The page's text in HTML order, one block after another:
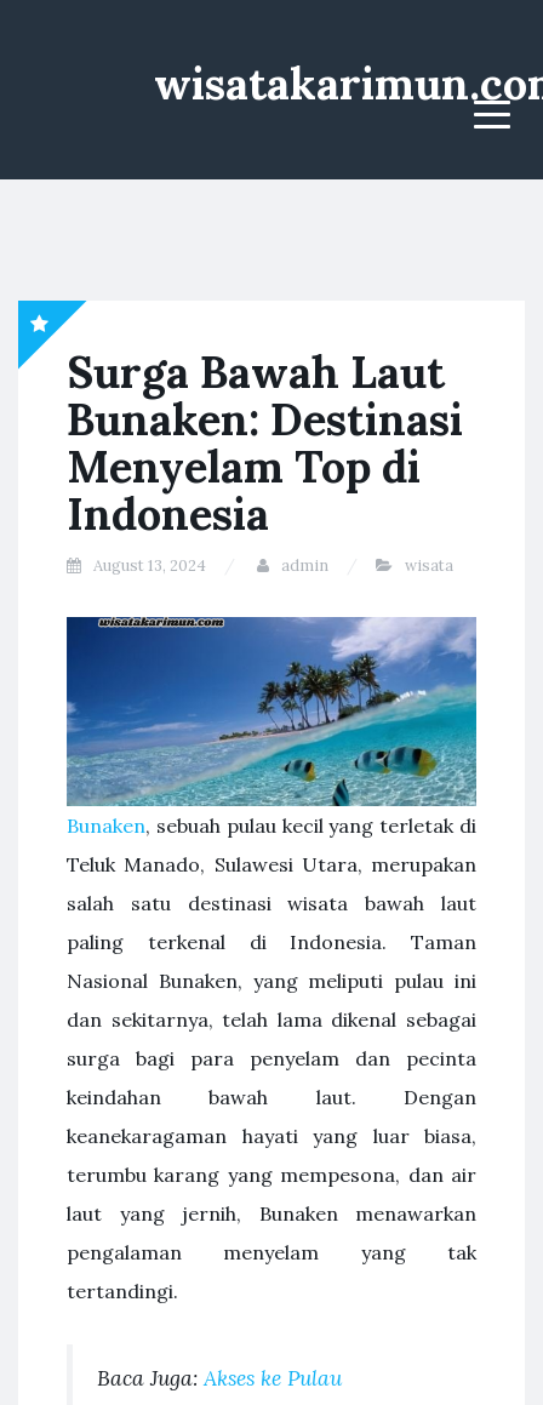
Menu
Surga Bawah Laut
Bunaken: Destinasi
Menyelam Top di
Indonesia
August 13, 2024 admin wisata
Bunaken, sebuah pulau kecil yang terletak di
Teluk Manado, Sulawesi Utara, merupakan
salah satu destinasi wisata bawah laut
paling terkenal di Indonesia. Taman
Nasional Bunaken, yang meliputi pulau ini
dan sekitarnya, telah lama dikenal sebagai
surga bagi para penyelam dan pecinta
keindahan bawah laut. Dengan
keanekaragaman hayati yang luar biasa,
terumbu karang yang mempesona, dan air
laut yang jernih, Bunaken menawarkan
pengalaman menyelam yang tak
tertandingi.
Baca Juga:Akses ke Pulau